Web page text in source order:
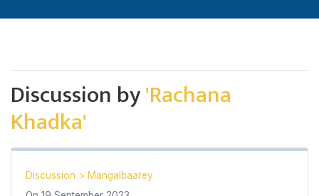
Discussion by'Rachana
Khadka'
Discussion > Mangalbaarey